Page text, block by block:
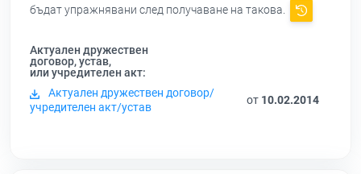
бъдат упражнявани след получаване на такова.
Актуален дружествен
договор, устав,
или учредителен акт:
Актуален дружествен договор/
учредителен акт/устав
от 10.02.2014